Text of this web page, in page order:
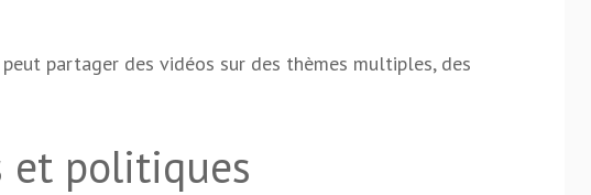
partager des vidéos sur des thèmes multiples, des
et politiques